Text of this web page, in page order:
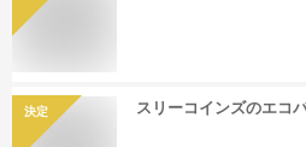
決定
スリーコインズのエコ